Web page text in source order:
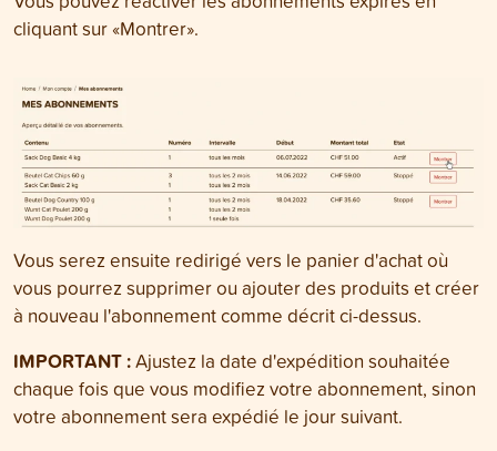
cliquant sur «Montrer».
Vous serez ensuite redirigé vers le panier d'achat où
vous pourrez supprimer ou ajouter des produits et créer
à nouveau l'abonnement comme décrit ci-dessus.
IMPORTANT :Ajustez la date d'expédition souhaitée
chaque fois que vous modifiez votre abonnement, sinon
votre abonnement sera expédié le jour suivant.